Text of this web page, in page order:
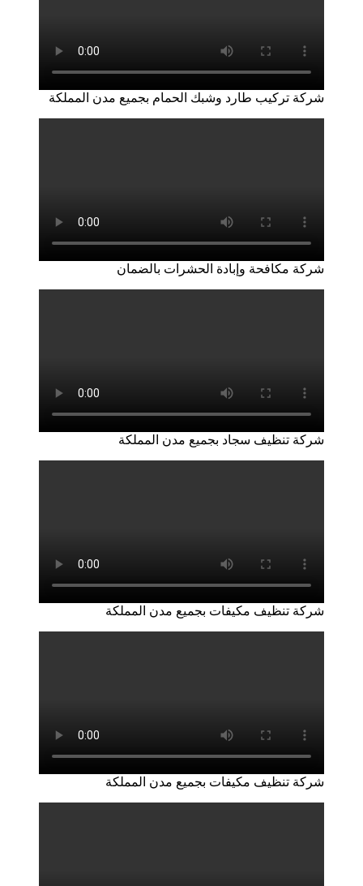
شركة تركيب طارد وشبك الحمام بجميع مدن المملكة
شركة مكافحة وإبادة الحشرات بالضمان
شركة تنظيف سجاد بجميع مدن المملكة
شركة تنظيف مكيفات بجميع مدن المملكة
شركة تنظيف مكيفات بجميع مدن المملكة